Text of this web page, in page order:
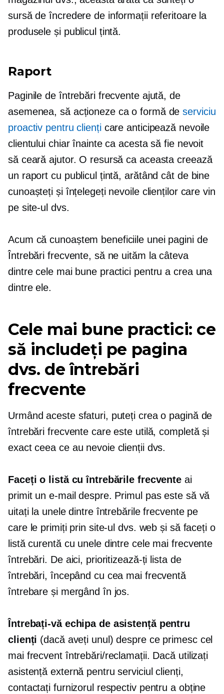
sursă de încredere de informații referitoare la
produsele și publicul țintă.
Raport
Paginile de întrebări frecvente ajută, de
asemenea, să acționeze ca o formă deserviciu
proactiv pentru cliențicare anticipează nevoile
clientului chiar înainte ca acesta să fie nevoit
să ceară ajutor. O resursă ca aceasta creează
un raport cu publicul țintă, arătând cât de bine
cunoașteți și înțelegeți nevoile clienților care vin
pe site-ul dvs.
Acum că cunoaștem beneficiile unei pagini de
Întrebări frecvente, să ne uităm la câteva
dintre cele mai bune practici pentru a crea una
dintre ele.
Cele mai bune practici: ce
să includeți pe pagina
dvs. de întrebări
frecvente
Urmând aceste sfaturi, puteți crea o pagină de
întrebări frecvente care este utilă, completă și
exact ceea ce au nevoie clienții dvs.
Faceți o listă cu întrebările frecvente ai
primit un e-mail despre. Primul pas este să vă
uitați la unele dintre întrebările frecvente pe
care le primiți prin site-ul dvs. web și să faceți o
listă curentă cu unele dintre cele mai frecvente
întrebări. De aici, prioritizează-ți lista de
întrebări, începând cu cea mai frecventă
întrebare și mergând în jos.
Întrebați-vă echipa de asistență pentru
clienți (dacă aveți unul) despre ce primesc cel
mai frecvent întrebări/reclamații. Dacă utilizați
asistență externă pentru serviciul clienți,
contactați furnizorul respectiv pentru a obține